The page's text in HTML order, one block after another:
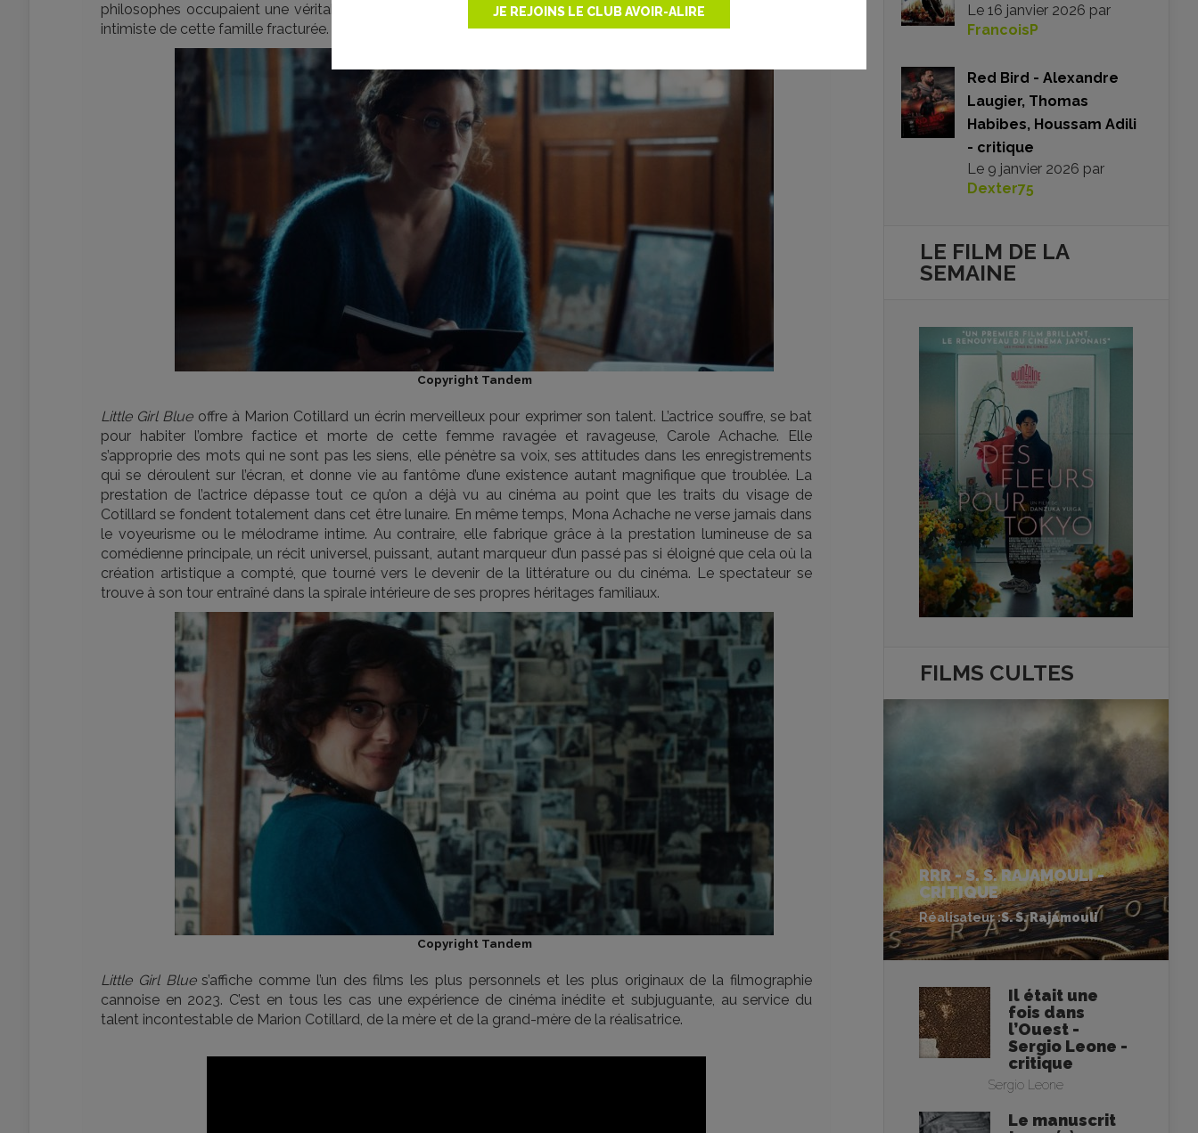
JE REJOINS LE CLUB AVOIR-ALIRE
philosophes occupaient une véritable place dans l’espace public. La politique se mêle intimement au récit
intimiste de cette famille fracturée.
Copyright Tandem
Little Girl Blueoffre à Marion Cotillard un écrin merveilleux pour exprimer son talent. L’actrice souffre, se bat
pour habiter l’ombre factice et morte de cette femme ravagée et ravageuse, Carole Achache. Elle
s’approprie des mots qui ne sont pas les siens, elle pénètre sa voix, ses attitudes dans les enregistrements
qui se déroulent sur l’écran, et donne vie au fantôme d’une existence autant magnifique que troublée. La
prestation de l’actrice dépasse tout ce qu’on a déjà vu au cinéma au point que les traits du visage de
Cotillard se fondent totalement dans cet être lunaire. En même temps, Mona Achache ne verse jamais dans
le voyeurisme ou le mélodrame intime. Au contraire, elle fabrique grâce à la prestation lumineuse de sa
comédienne principale, un récit universel, puissant, autant marqueur d’un passé pas si éloigné que cela où la
création artistique a compté, que tourné vers le devenir de la littérature ou du cinéma. Le spectateur se
trouve à son tour entraîné dans la spirale intérieure de ses propres héritages familiaux.
Copyright Tandem
Little Girl Blues’affiche comme l’un des films les plus personnels et les plus originaux de la filmographie
cannoise en 2023. C’est en tous les cas une expérience de cinéma inédite et subjuguante, au service du
talent incontestable de Marion Cotillard, de la mère et de la grand-mère de la réalisatrice.
Le 16 janvier 2026 par
FrancoisP
Red Bird - Alexandre
Laugier, Thomas
Habibes, Houssam Adili
- critique
Le 9 janvier 2026 par
Dexter75
LE FILM DE LA
SEMAINE
FILMS CULTES
RRR - S. S. RAJAMOULI -
CRITIQUE
Réalisateur :S. S. Rajamouli
Il était une
fois dans
l’Ouest -
Sergio Leone -
critique
Sergio Leone
Le manuscrit